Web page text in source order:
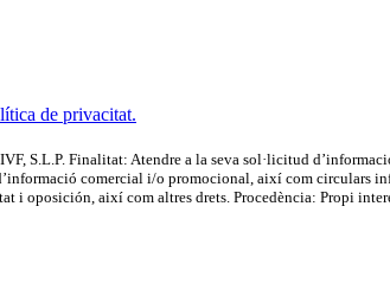
de privacitat.
S.L.P. Finalitat: Atendre a la seva sol·licitud
comercial i/o promocional, així com circulars
i oposición, així com altres drets. Procedència: Propi